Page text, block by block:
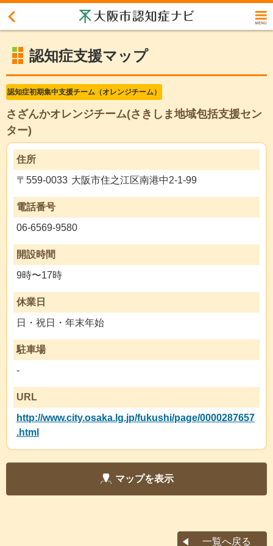
大阪市認知症ナビ
認知症支援マップ
認知症初期集中支援チーム（オレンジチーム）
さざんかオレンジチーム(さきしま地域包括支援セン
ター)
住所
〒559-0033 大阪市住之江区南港中2-1-99
電話番号
06-6569-9580
開設時間
9時〜17時
休業日
日・祝日・年末年始
駐車場
-
URL
http://www.city.osaka.lg.jp/fukushi/page/0000287657
.html
マップを表示
一覧へ戻る